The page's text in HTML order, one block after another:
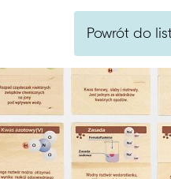
Szukaj
Powrót do